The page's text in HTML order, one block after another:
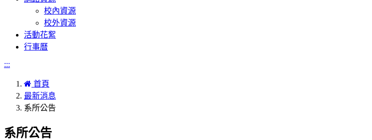
校內資源
校外資源
活動花絮
行事曆
:::
首頁
最新消息
系所公告
系所公告